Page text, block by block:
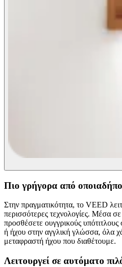
Πιο γρήγορα από
Στην πραγματικότητα, το VEED
περισσότερες τεχνολογίες. Μέσα
προσθέσετε ουγγρικούς υπότιτλους
ή ήχου στην αγγλική γλώσσα, όλα
μεταφραστή ήχου που διαθέτουμε.
Λειτουργεί σε αυτόματο